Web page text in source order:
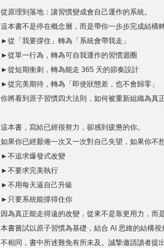
從原理到落地：讓習慣變成會自己運作的系統。
這本書不是停在概念層，而是帶你一步步完成結構
►從「我要撐住」轉為「系統會帶我走」
►從單一行為，轉為可自我運作的習慣迴圈
►從短期衝刺，轉為能走 365 天的節奏設計
►從完美期待，轉為「即使狀態差，也不會歸零」
你將看到原子習慣四大法則，如何被重新組織為真
這本書，寫給已經很努力，卻感到疲憊的你。
如果你已經厭倦一次又一次對自己失望，如果你不
►不追求爆發式改變
►不要求完美執行
►不用每天逼自己升級
►只要系統能撐得住你
因為真正能走得遠的改變，從來不是靠更用力，而
本書嘗試以原子習慣為基礎，結合 AI 思維的結構
不相同，書中所述難免有所未及。誠摯邀請讀者提